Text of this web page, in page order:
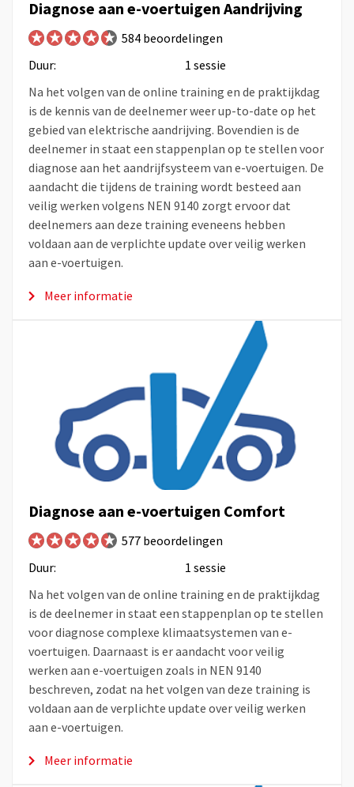
Diagnose aan e-voertuigen Aandrijving
584 beoordelingen
Duur:
1 sessie
Na het volgen van de online training en de praktijkdag
is de kennis van de deelnemer weer up-to-date op het
gebied van elektrische aandrijving. Bovendien is de
deelnemer in staat een stappenplan op te stellen voor
diagnose aan het aandrijfsysteem van e-voertuigen. De
aandacht die tijdens de training wordt besteed aan
veilig werken volgens NEN 9140 zorgt ervoor dat
deelnemers aan deze training eveneens hebben
voldaan aan de verplichte update over veilig werken
aan e-voertuigen.
Meer informatie
Diagnose aan e-voertuigen Comfort
577 beoordelingen
Duur:
1 sessie
Na het volgen van de online training en de praktijkdag
is de deelnemer in staat een stappenplan op te stellen
voor diagnose complexe klimaatsystemen van e-
voertuigen. Daarnaast is er aandacht voor veilig
werken aan e-voertuigen zoals in NEN 9140
beschreven, zodat na het volgen van deze training is
voldaan aan de verplichte update over veilig werken
aan e-voertuigen.
Meer informatie